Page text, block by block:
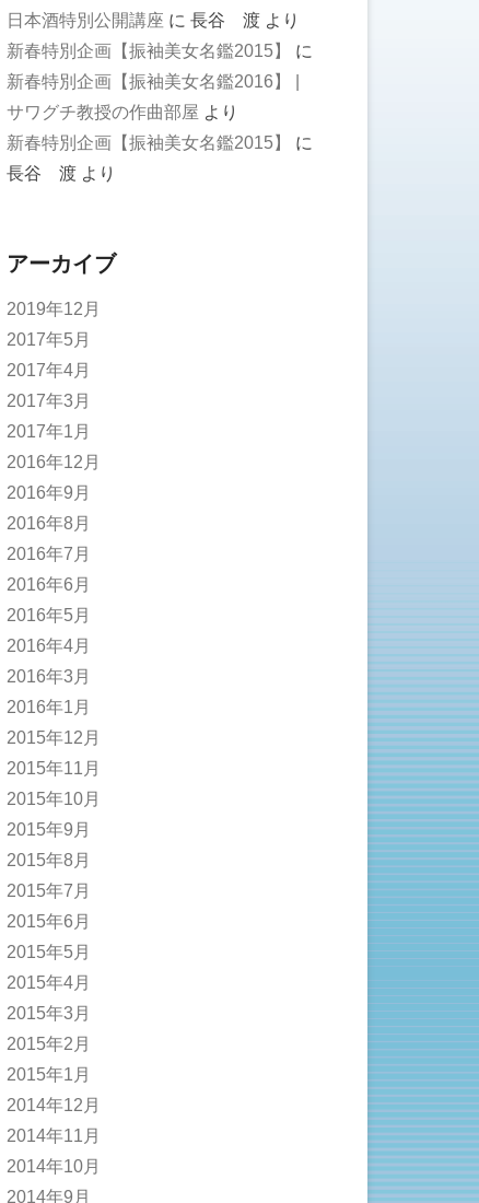
日本酒特別公開講座 に 長谷 渡 より
新春特別企画【振袖美女名鑑2015】
に
新春特別企画【振袖美女名鑑2016】 |
サワグチ教授の作曲部屋 より
新春特別企画【振袖美女名鑑2015】
に
長谷 渡 より
アーカイブ
2019年12月
2017年5月
2017年4月
2017年3月
2017年1月
2016年12月
2016年9月
2016年8月
2016年7月
2016年6月
2016年5月
2016年4月
2016年3月
2016年1月
2015年12月
2015年11月
2015年10月
2015年9月
2015年8月
2015年7月
2015年6月
2015年5月
2015年4月
2015年3月
2015年2月
2015年1月
2014年12月
2014年11月
2014年10月
2014年9月